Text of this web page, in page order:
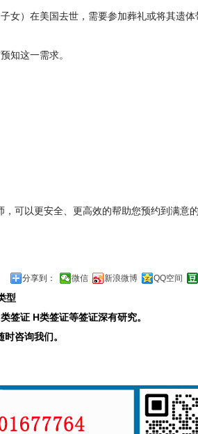
女）在美国去世，需要参加葬礼或将其遗体
知这一需求。
可以更安全、更高效的帮助您预约到满意的
分享到： 微信 新浪微博 QQ空间
型
签证 H类签证等签证深有研究。
咨询我们。